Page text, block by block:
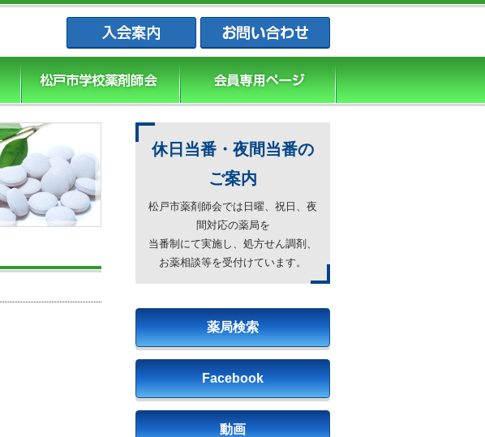
まつやく｜松戸市薬剤師会・松戸市薬業会・松戸
休日当番・夜間当番の
ご案内
松戸市薬剤師会では日曜、祝日、夜
間対応の薬局を
当番制にて実施し、処方せん調剤、
お薬相談等を受付けています。
薬局検索
Facebook
動画